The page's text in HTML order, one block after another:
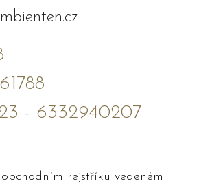
- 6332940207
rejstříku vedeném